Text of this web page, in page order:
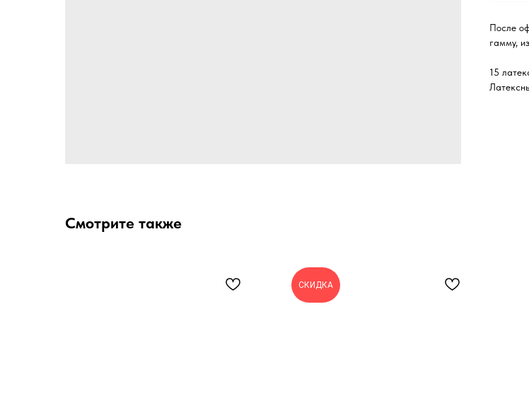
После
гамму,
15
Смотрите также
СКИДКА